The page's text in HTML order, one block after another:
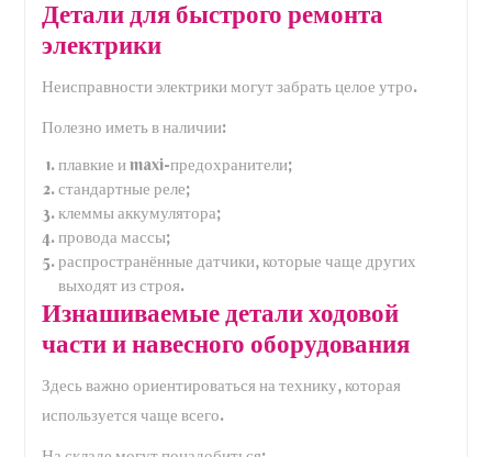
Детали для быстрого ремонта
электрики
Неисправности электрики могут забрать целое утро.
Полезно иметь в наличии:
плавкие и maxi-предохранители;
стандартные реле;
клеммы аккумулятора;
провода массы;
распространённые датчики, которые чаще других
выходят из строя.
Изнашиваемые детали ходовой
части и навесного оборудования
Здесь важно ориентироваться на технику, которая
используется чаще всего.